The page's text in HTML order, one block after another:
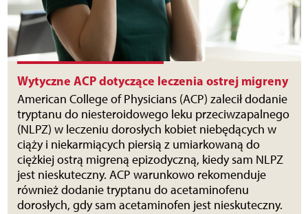
Wytyczne ACP dotyczące leczenia ostrej migreny
American College of Physicians (ACP) zalecił dodanie
tryptanu do niesteroidowego leku przeciwzapalnego
(NLPZ) w leczeniu dorosłych kobiet niebędących w
ciąży i niekarmiących piersią z umiarkowaną do
ciężkiej ostrą migreną epizodyczną, kiedy sam NLPZ
jest nieskuteczny. ACP warunkowo rekomenduje
również dodanie tryptanu do acetaminofenu
dorosłych, gdy sam acetaminofen jest nieskuteczny.